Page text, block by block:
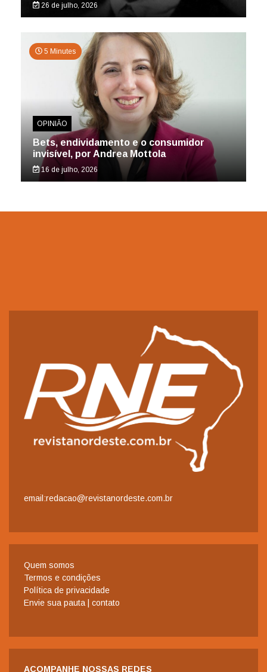
26 de julho, 2026
5 Minutes
OPINIÃO
Bets, endividamento e o consumidor
invisível, por Andrea Mottola
16 de julho, 2026
email:redacao@revistanordeste.com.br
Quem somos
Termos e condições
Política de privacidade
Envie sua pauta | contato
ACOMPANHE NOSSAS REDES